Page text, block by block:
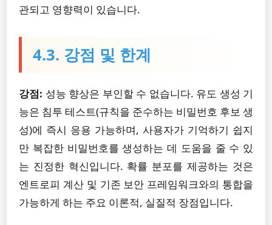
관되고 영향력이 있습니다.
4.3. 강점 및 한계
강점: 성능 향상은 부인할 수 없습니다. 유도 생성 기
능은 침투 테스트(규칙을 준수하는 비밀번호 후보 생
성)에 즉시 응용 가능하며, 사용자가 기억하기 쉽지
만 복잡한 비밀번호를 생성하는 데 도움을 줄 수 있
는 진정한 혁신입니다. 확률 분포를 제공하는 것은
엔트로피 계산 및 기존 보안 프레임워크와의 통합을
가능하게 하는 주요 이론적, 실질적 장점입니다.